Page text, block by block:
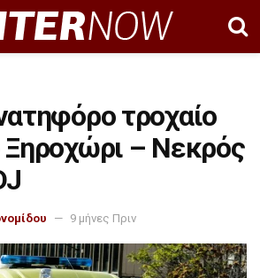
τροχαίο
Ξηροχώρι – Νεκρός
9 μήνες Πριν